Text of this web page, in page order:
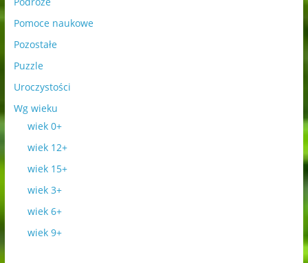
Pomoce naukowe
Pozostałe
Puzzle
Uroczystości
Wg wieku
wiek 0+
wiek 12+
wiek 15+
wiek 3+
wiek 6+
wiek 9+